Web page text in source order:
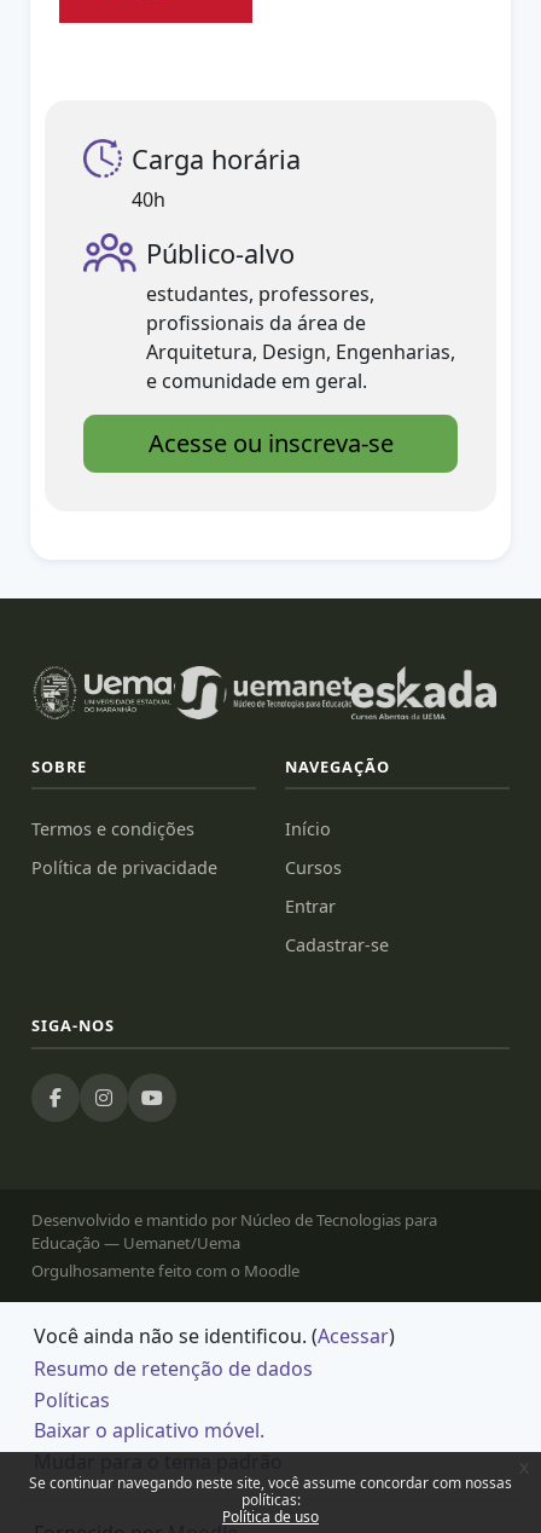
Se continuar navegando neste site, você assume concordar com nossas
políticas:
Política de uso
Carga horária
40h
Público-alvo
estudantes, professores,
profissionais da área de
Arquitetura, Design, Engenharias,
e comunidade em geral.
Acesse ou inscreva-se
SOBRE
Termos e condições
Política de privacidade
NAVEGAÇÃO
Início
Cursos
Entrar
Cadastrar-se
SIGA-NOS
Desenvolvido e mantido por Núcleo de Tecnologias para
Educação — Uemanet/Uema
Orgulhosamente feito com o Moodle
Você ainda não se identificou. (Acessar)
Resumo de retenção de dados
Políticas
Baixar o aplicativo móvel.